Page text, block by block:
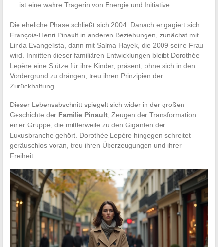
ist eine wahre Trägerin von Energie und Initiative.
Die eheliche Phase schließt sich 2004. Danach engagiert sich
François-Henri Pinault in anderen Beziehungen, zunächst mit
Linda Evangelista, dann mit Salma Hayek, die 2009 seine Frau
wird. Inmitten dieser familiären Entwicklungen bleibt Dorothée
Lepère eine Stütze für ihre Kinder, präsent, ohne sich in den
Vordergrund zu drängen, treu ihren Prinzipien der
Zurückhaltung.
Dieser Lebensabschnitt spiegelt sich wider in der großen
Geschichte der Familie Pinault, Zeugen der Transformation
einer Gruppe, die mittlerweile zu den Giganten der
Luxusbranche gehört. Dorothée Lepère hingegen schreitet
geräuschlos voran, treu ihren Überzeugungen und ihrer
Freiheit.